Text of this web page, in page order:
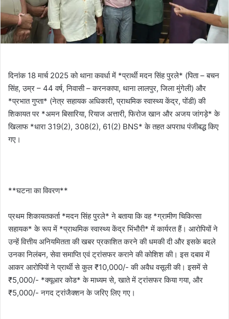
दिनांक 18 मार्च 2025 को थाना कवर्धा में *प्रार्थी मदन सिंह पुरले* (पिता – बचन
सिंह, उम्र – 44 वर्ष, निवासी – करनकापा, थाना लालपुर, जिला मुंगेली) और
*प्रभात गुप्ता* (नेत्र सहायक अधिकारी, प्राथमिक स्वास्थ्य केंद्र, पोंडी) की
शिकायत पर *अमन बिसारिया, रियाज अत्तारी, फिरोज खान और अजय जांगड़े* के
खिलाफ *धारा 319(2), 308(2), 61(2) BNS* के तहत अपराध पंजीबद्ध किए
गए।
**घटना का विवरण**
प्रथम शिकायतकर्ता *मदन सिंह पुरले* ने बताया कि वह *ग्रामीण चिकित्सा
सहायक* के रूप में *प्राथमिक स्वास्थ्य केंद्र भिंभौरी* में कार्यरत हैं। आरोपियों ने
उन्हें वित्तीय अनियमितता की खबर प्रकाशित करने की धमकी दी और इसके बदले
उनका निलंबन, सेवा समाप्ति एवं ट्रांसफर कराने की कोशिश की। इस दबाव में
आकर आरोपियों ने प्रार्थी से कुल ₹10,000/- की अवैध वसूली की। इसमें से
₹5,000/- *क्यूआर कोड* के माध्यम से, खाते में ट्रांसफर किया गया, और
₹5,000/- नगद ट्रांजैक्शन के जरिए लिए गए।